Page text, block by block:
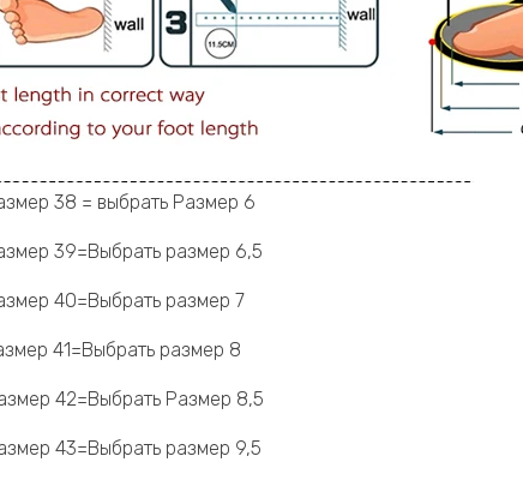
38 = выбрать Размер 6
39=Выбрать размер 6,5
40=Выбрать размер 7
41=Выбрать размер 8
42=Выбрать Размер 8,5
43=Выбрать размер 9,5